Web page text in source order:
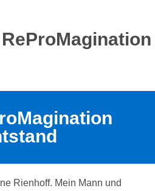
Rienhoff. Mein Mann und